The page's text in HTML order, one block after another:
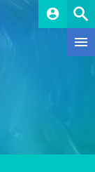
account_circle